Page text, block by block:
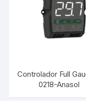
Controlador Full
0218-Anasol